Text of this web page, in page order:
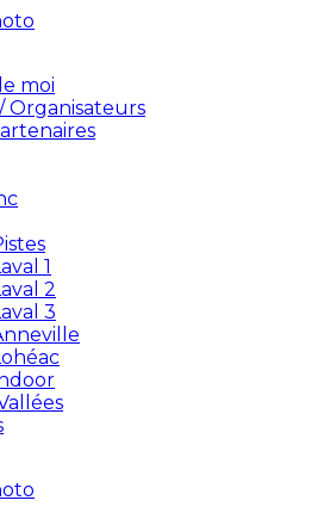
moi
Organisateurs
1
2
3